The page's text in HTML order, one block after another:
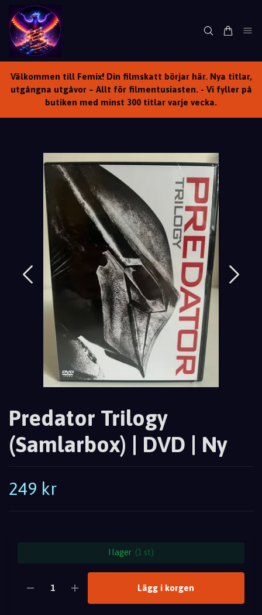
Välkommen till Femix! Din filmskatt börjar här. Nya titlar,
utgångna utgåvor – Allt för filmentusiasten. - Vi fyller på
butiken med minst 300 titlar varje vecka.
Predator Trilogy
(Samlarbox) | DVD | Ny
249 kr
I lager (1 st)
Lägg i korgen